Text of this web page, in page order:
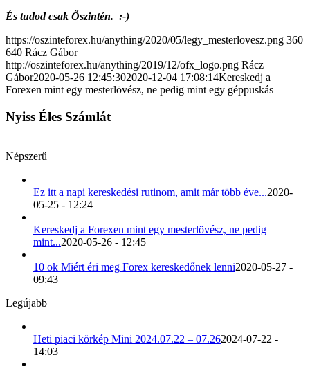
És tudod csak Őszintén. :-)
https://oszinteforex.hu/anything/2020/05/legy_mesterlovesz.png 360
640 Rácz Gábor
http://oszinteforex.hu/anything/2019/12/ofx_logo.png Rácz
Gábor2020-05-26 12:45:302020-12-04 17:08:14Kereskedj a
Forexen mint egy mesterlövész, ne pedig mint egy géppuskás
Nyiss Éles Számlát
Népszerű
Ez itt a napi kereskedési rutinom, amit már több éve...2020-
05-25 - 12:24
Kereskedj a Forexen mint egy mesterlövész, ne pedig
mint...2020-05-26 - 12:45
10 ok Miért éri meg Forex kereskedőnek lenni2020-05-27 -
09:43
Legújabb
Heti piaci körkép Mini 2024.07.22 – 07.262024-07-22 -
14:03